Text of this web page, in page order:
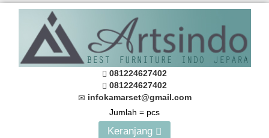
081224627402
081224627402
infokamarset@gmail.com
Jumlah = pcs
Keranjang